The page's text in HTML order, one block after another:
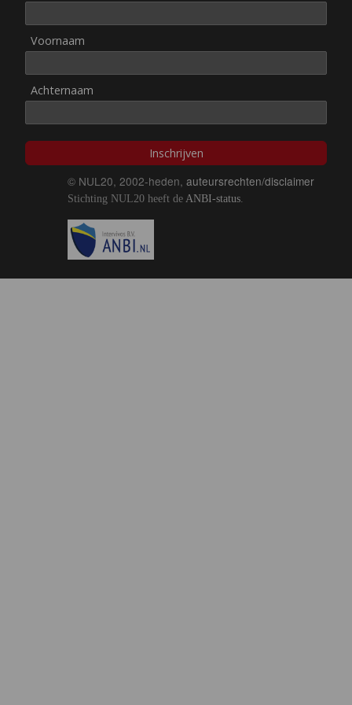
Voornaam
Achternaam
Inschrijven
© NUL20, 2002-heden, auteursrechten/disclaimer
Stichting NUL20 heeft de ANBI-status
Image